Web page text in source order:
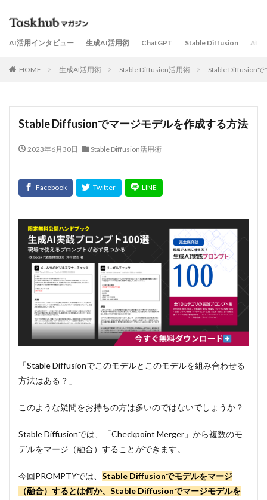
AI活用インタビュー 生成AI活用術 ChatGPT Stable Diffusion AIサ
HOME 生成AI活用術 Stable Diffusion活用術 Stable Diffusion
Stable Diffusionでマージモデルを作成する方法
2023年6月30日 Stable Diffusion活用術
「Stable Diffusionでこのモデルとこのモデルを組み合わせる
方法はある？」
このような疑問をお持ちの方は多いのではないでしょうか？
Stable Diffusionでは、「Checkpoint Merger」から複数のモ
デルをマージ（融合）することができます。
今回PROMPTYでは、 Stable Diffusionでモデルをマージ
（融合）するとは何か、Stable Diffusionでマージモデルを